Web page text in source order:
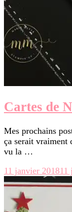
Cartes de
Mes prochains
ça serait vraiment
vu la …
11 janvier 201811